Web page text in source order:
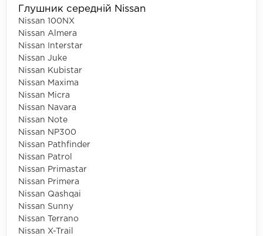
Глушник середній Nissan
Nissan 100NX
Nissan Almera
Nissan Interstar
Nissan Juke
Nissan Kubistar
Nissan Maxima
Nissan Micra
Nissan Navara
Nissan Note
Nissan NP300
Nissan Pathfinder
Nissan Patrol
Nissan Primastar
Nissan Primera
Nissan Qashqai
Nissan Sunny
Nissan Terrano
Nissan X-Trail